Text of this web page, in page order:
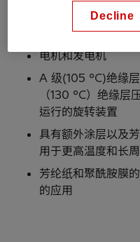
电机和发电机
A 级(105 °C)绝缘
（130 °C）绝缘
运行的旋转装置
具有额外涂层以及
用于更高温度和长
芳纶纸和聚酰胺膜
的应用
Decline